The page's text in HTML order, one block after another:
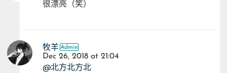
很漂亮（笑）
牧羊
Dec 26, 2018 at 21:04
@北方北方北